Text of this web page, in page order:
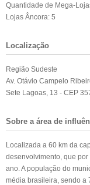
Quantidade de Mega-
Lojas Âncora: 5
Localização
Região Sudeste
Av. Otávio Campelo
Sete Lagoas, 13 - CEP
Sobre a área de
Localizada a 60 km da
desenvolvimento, que
ano. A população do
média brasileira, sendo a